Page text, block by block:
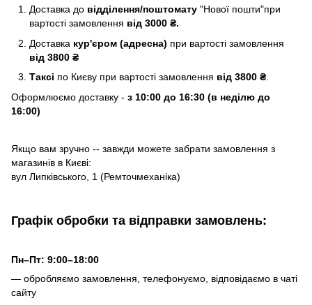
Доставка до відділення/поштомату "Нової пошти"при
вартості замовлення від 3000 ₴.
Доставка кур'єром (адресна) при вартості замовлення
від 3800 ₴
Таксі по Києву при вартості замовлення від 3800 ₴.
Оформлюємо доставку - з 10:00 до 16:30 (в неділю до
16:00)
Якщо вам зручно -- завжди можете забрати замовлення з
магазинів в Києві:
вул Липківського, 1 (Ремточмеханіка)
Графік обробки та відправки замовлень:
Пн–Пт: 9:00–18:00
— обробляємо замовлення, телефонуємо, відповідаємо в чаті
сайту